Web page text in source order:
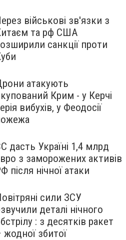
військові зв'язки з
та рф США
санкції проти
атакують
Крим - у Керчі
вибухів, у Феодосії
дасть Україні 1,4 млрд
з заморожених активів
після нічної атаки
сили ЗСУ
деталі нічного
: з десятків ракет
жодної збитої